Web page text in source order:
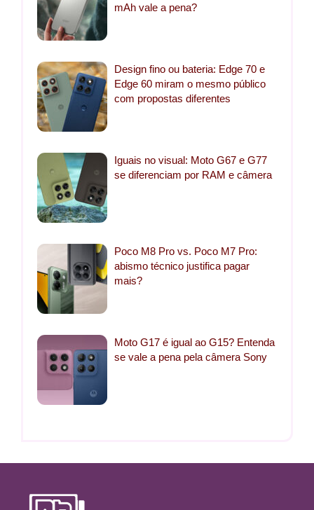
mAh vale a pena?
Design fino ou bateria: Edge 70 e
Edge 60 miram o mesmo público
com propostas diferentes
Iguais no visual: Moto G67 e G77
se diferenciam por RAM e câmera
Poco M8 Pro vs. Poco M7 Pro:
abismo técnico justifica pagar
mais?
Moto G17 é igual ao G15? Entenda
se vale a pena pela câmera Sony